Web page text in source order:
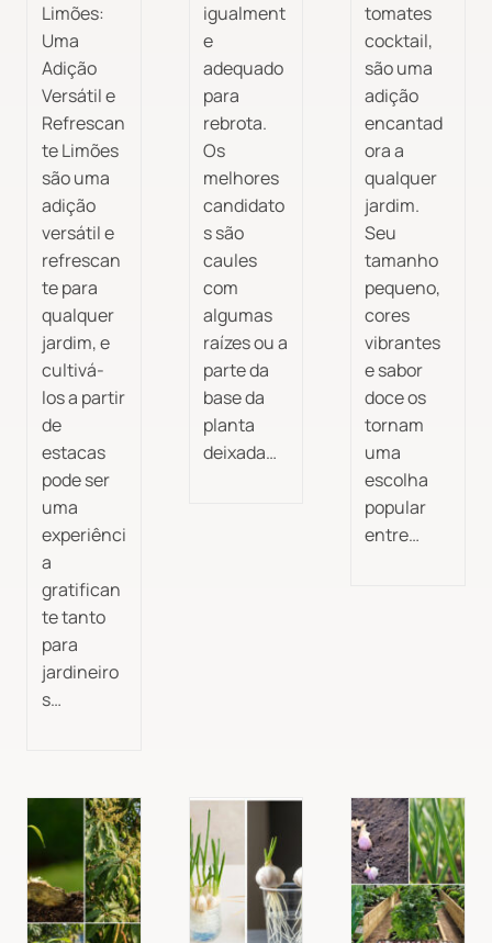
Limões:
Uma
Adição
Versátil e
Refrescan
te Limões
são uma
adição
versátil e
refrescan
te para
qualquer
jardim, e
cultivá-
los a partir
de
estacas
pode ser
uma
experiênci
a
gratifican
te tanto
para
jardineiro
s…
igualment
e
adequado
para
rebrota.
Os
melhores
candidato
s são
caules
com
algumas
raízes ou a
parte da
base da
planta
deixada…
tomates
cocktail,
são uma
adição
encantad
ora a
qualquer
jardim.
Seu
tamanho
pequeno,
cores
vibrantes
e sabor
doce os
tornam
uma
escolha
popular
entre…